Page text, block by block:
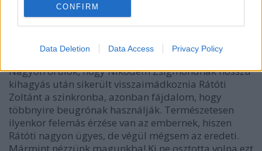
CONFIRM
Data Deletion Data Access Privacy Policy
Nagyon örülök, hogy Nikodém Zsigmondnak hosszú
kihagyás után sikerült visszaimádkoznia Rátóti
Zoltánt a szinkronba, azonban fájdalom, hogy
többnyire beugrónak használják. Természetesen
ilyenkor felemás érzése van az embernek, hiszen
Rátóti nagyon ügyes, de végül mégsem az eredeti.